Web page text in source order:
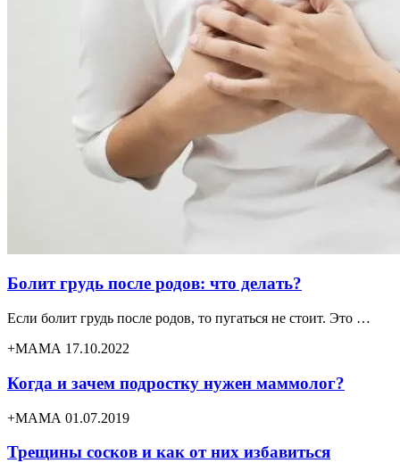
Болит грудь после родов: что делать?
Если болит грудь после родов, то пугаться не стоит. Это …
+МАМА 17.10.2022
Когда и зачем подростку нужен маммолог?
+МАМА 01.07.2019
Трещины сосков и как от них избавиться